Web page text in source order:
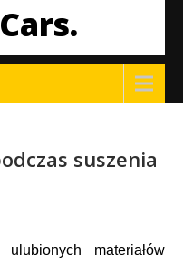
suszenia
materiałów